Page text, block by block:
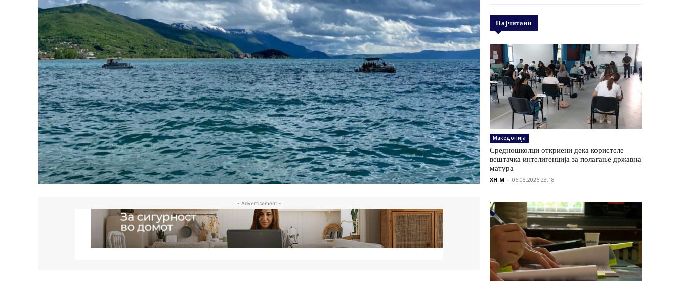
- Advertisement -
Најчитани
Македонија
Средношколци откриени дека користеле
вештачка интелигенција за полагање државна
матура
XH M - 06.08.2026 23:18